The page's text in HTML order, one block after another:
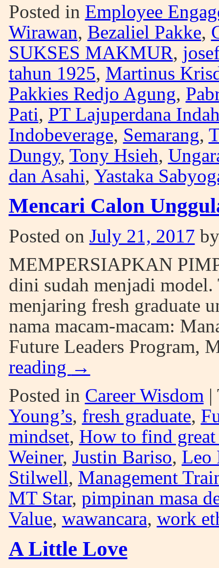
Posted in Employee
Wirawan, Bezaliel Pakke,
SUKSES MAKMUR,
tahun 1925, Martinus
Pakkies Redjo Agung,
Pati, PT Lajuperdana
Indobeverage, Semarang,
Dungy, Tony Hsieh,
dan Asahi, Yastaka
Mencari Calon
Posted on July 21, 2017 by
MEMPERSIAPKAN
dini sudah menjadi model.
menjaring fresh graduate
nama macam-macam:
Future Leaders Program,
reading →
Posted in Career Wisdom |
Young’s, fresh graduate,
mindset, How to find great
Weiner, Justin Bariso, Leo
Stilwell, Management
MT Star, pimpinan masa
Value, wawancara, work
A Little Love